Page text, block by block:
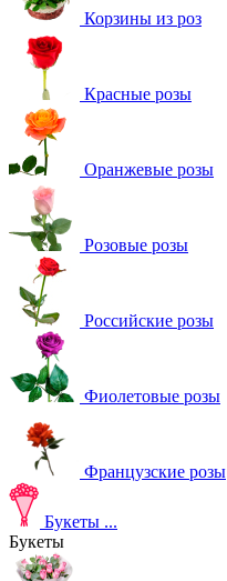
Корзины из роз
Красные розы
Оранжевые розы
Розовые розы
Российские розы
Фиолетовые розы
Французские розы
Букеты ...
Букеты